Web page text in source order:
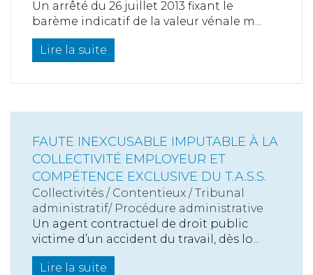
Un arrêté du 26 juillet 2013 fixant le
barème indicatif de la valeur vénale m...
Lire la suite
FAUTE INEXCUSABLE IMPUTABLE À LA
COLLECTIVITÉ EMPLOYEUR ET
COMPÉTENCE EXCLUSIVE DU T.A.S.S.
Collectivités / Contentieux /Tribunal
administratif/ Procédure administrative
Un agent contractuel de droit public
victime d’un accident du travail, dès lo...
Lire la suite